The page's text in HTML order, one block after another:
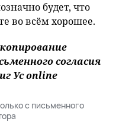
будет, что
во всём хорошее.
согласия
Ус online
с письменного